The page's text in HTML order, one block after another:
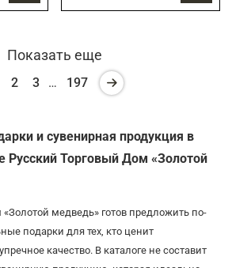
Показать еще
2 3 … 197
и сувенирная продукция в
Русский Торговый Дом «Золотой
медведь» готов предложить по-
подарки для тех, кто ценит
качество. В каталоге не составит